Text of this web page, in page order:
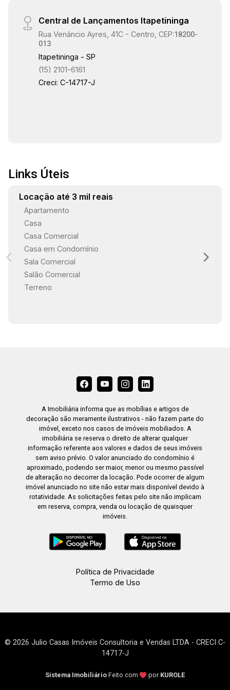
Central de Lançamentos Itapetininga
Rua Venâncio Ayres, 41C - Centro, CEP:18200-
013
Itapetininga - SP
(15) 2101-6161
Creci: C-14717-J
Links Úteis
Locação até 3 mil reais
Apartamento
Casa
Casa Comercial
Casa em Condomínio
Sala Comercial
Salão Comercial
Terreno
A Imobiliária informa que as mobílias e artigos de
decoração são meramente ilustrativos - não fazem parte do
imóvel, exceto nos casos de imóveis mobiliados. A
imobiliária se reserva o direito de alterar qualquer
informação referente aos valores e dados de seus imóveis
sem aviso prévio. O valor anunciado do condomínio é
aproximado, podendo ser maior, menor ou mesmo passível
de alteração no decorrer da locação. Pode ocorrer de algum
imóvel anunciado no site não estar mais disponível devido à
rotatividade. As solicitações feitas pelo site não implicam
em reserva, compra, venda ou locação de quaisquer
imóveis.
Política de Privacidade
Termo de Uso
© 2026 Julio Casas Imóveis Consultoria e Vendas LTDA - CRECI C-
14717-J
Sistema Imobiliário Feito com por KUROLE